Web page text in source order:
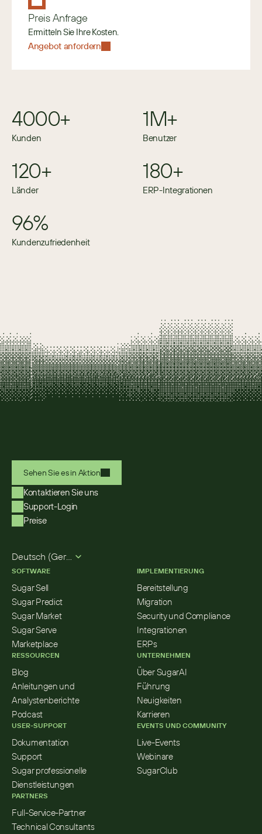
Preis Anfrage
Ermitteln Sie Ihre Kosten.
Angebot anfordern
4000+
Kunden
1M+
Benutzer
120+
Länder
180+
ERP-Integrationen
96%
Kundenzufriedenheit
Sehen Sie es in Aktion
Kontaktieren Sie uns
Support-Login
Preise
Deutsch (German)
SOFTWARE
Sugar Sell
Sugar Predict
Sugar Market
Sugar Serve
Marketplace
RESSOURCEN
Blog
Anleitungen und
Analystenberichte
Podcast
USER-SUPPORT
Dokumentation
Support
Sugar professionelle
Dienstleistungen
PARTNERS
Full-Service-Partner
Technical Consultants
IMPLEMENTIERUNG
Bereitstellung
Migration
Security und Compliance
Integrationen
ERPs
UNTERNEHMEN
Über SugarAI
Führung
Neuigkeiten
Karrieren
EVENTS UND COMMUNITY
Live-Events
Webinare
SugarClub